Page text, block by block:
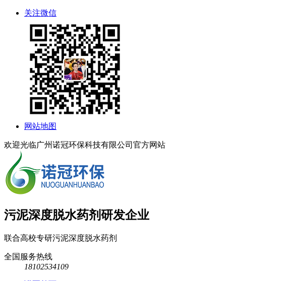
关注微信
网站地图
欢迎光临广州诺冠环保科技有限公司官方网站
污泥深度脱水药剂研发企业
联合高校专研污泥深度脱水药剂
全国服务热线
18102534109